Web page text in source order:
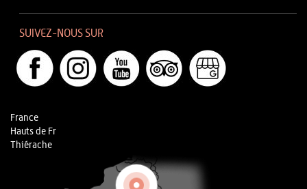
SUIVEZ-NOUS SUR
France
Hauts de Fr
Thiérache